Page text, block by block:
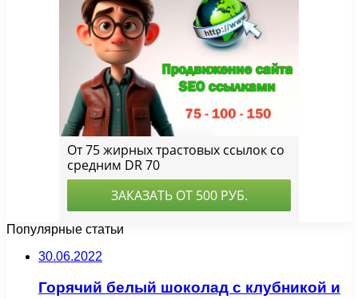
Популярные статьи
30.06.2022
Горячий белый шоколад с клубникой и